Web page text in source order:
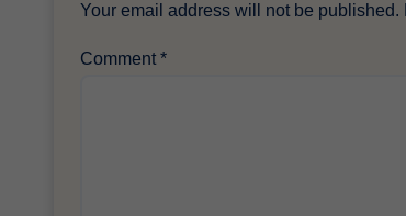
Your email address will not be published.
Comment *